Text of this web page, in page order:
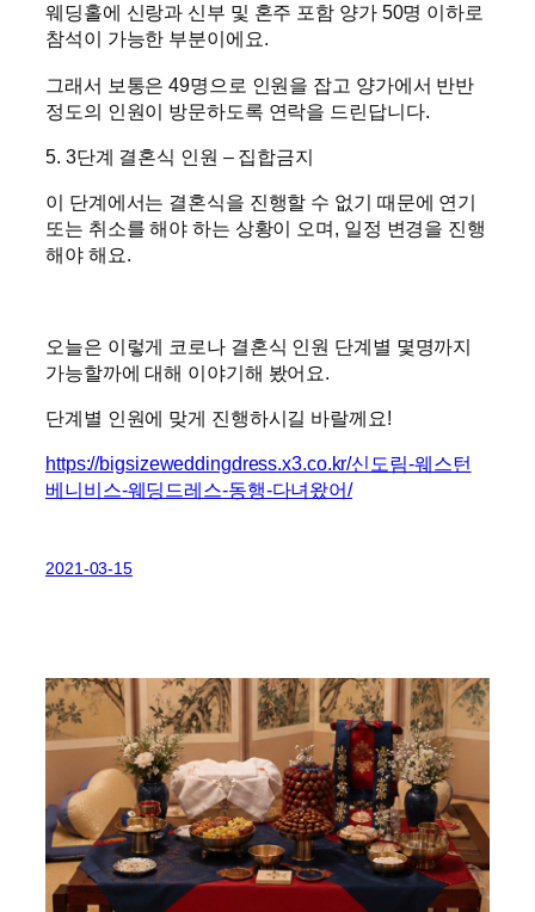
웨딩홀에 신랑과 신부 및 혼주 포함 양가 50명 이하로
참석이 가능한 부분이에요.
그래서 보통은 49명으로 인원을 잡고 양가에서 반반
정도의 인원이 방문하도록 연락을 드린답니다.
5. 3단계 결혼식 인원 – 집합금지
이 단계에서는 결혼식을 진행할 수 없기 때문에 연기
또는 취소를 해야 하는 상황이 오며, 일정 변경을 진행
해야 해요.
오늘은 이렇게 코로나 결혼식 인원 단계별 몇명까지
가능할까에 대해 이야기해 봤어요.
단계별 인원에 맞게 진행하시길 바랄께요!
https://bigsizeweddingdress.x3.co.kr/신도림-웨스턴
베니비스-웨딩드레스-동행-다녀왔어/
2021-03-15